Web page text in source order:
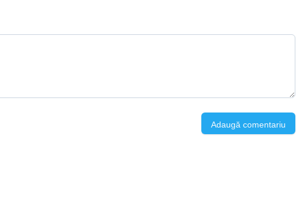
Adaugă comentariu